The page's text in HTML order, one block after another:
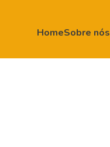
HomeSobre nós